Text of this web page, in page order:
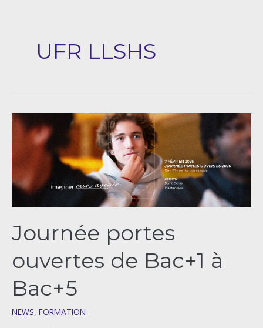
UFR LLSHS
Journée portes
ouvertes de Bac+1 à
Bac+5
NEWS, FORMATION
Journée
portes
ouvertes
de
Bac+1
Bac+5